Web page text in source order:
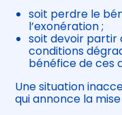
soit perdre le
l’exonération ;
soit devoir partir
conditions
bénéfice de ces
Une situation
qui annonce la